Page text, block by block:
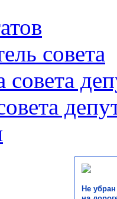
совета
совета
Не